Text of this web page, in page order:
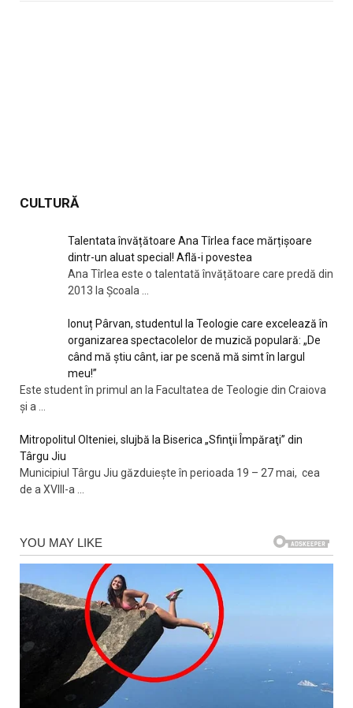
CULTURĂ
Talentata învățătoare Ana Tîrlea face mărțișoare
dintr-un aluat special! Află-i povestea
Ana Tîrlea este o talentată învățătoare care predă din
2013 la Școala
Ionuț Pârvan, studentul la Teologie care excelează în
organizarea spectacolelor de muzică populară: „De
când mă știu cânt, iar pe scenă mă simt în largul
meu!”
Este student în primul an la Facultatea de Teologie din Craiova
și a
Mitropolitul Olteniei, slujbă la Biserica „Sfinţii Împăraţi” din
Târgu Jiu
Municipiul Târgu Jiu găzduieşte în perioada 19 – 27 mai, cea
de a XVIII-a